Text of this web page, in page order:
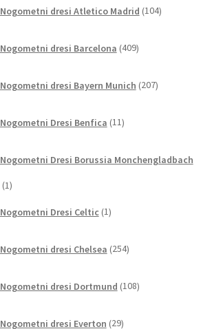
Nogometni dresi Atletico Madrid 104izdelki
Nogometni dresi Barcelona 409izdelkov
Nogometni dresi Bayern Munich 207izdelkov
Nogometni Dresi Benfica 11izdelkov
Nogometni Dresi Borussia Monchengladbach
11
Nogometni Dresi Celtic 1izdelek
Nogometni dresi Chelsea 254izdelkov
Nogometni dresi Dortmund 108izdelkov
Nogometni dresi Everton 29